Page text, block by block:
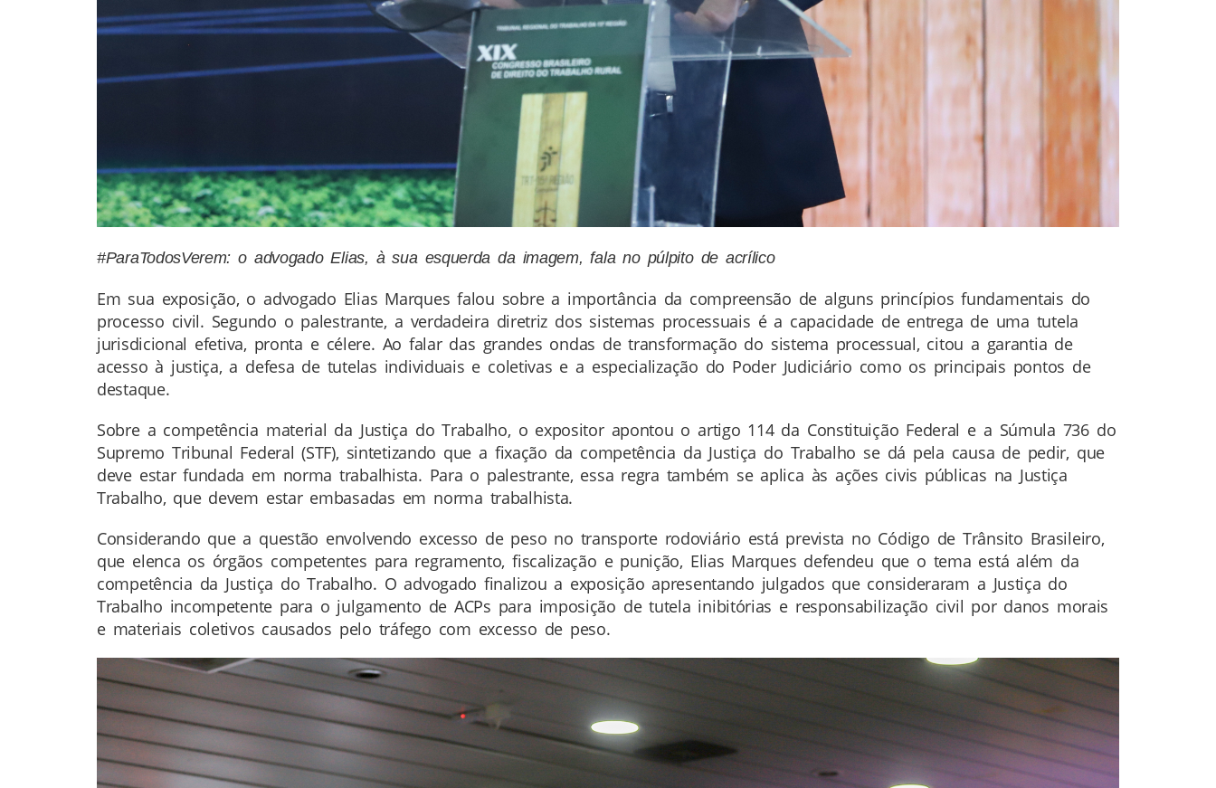
#ParaTodosVerem: o advogado Elias, à sua esquerda da imagem, fala no púlpito de acrílico
Em sua exposição, o advogado Elias Marques falou sobre a importância da compreensão de alguns princípios fundamentais do
processo civil. Segundo o palestrante, a verdadeira diretriz dos sistemas processuais é a capacidade de entrega de uma tutela
jurisdicional efetiva, pronta e célere. Ao falar das grandes ondas de transformação do sistema processual, citou a garantia de
acesso à justiça, a defesa de tutelas individuais e coletivas e a especialização do Poder Judiciário como os principais pontos de
destaque.
Sobre a competência material da Justiça do Trabalho, o expositor apontou o artigo 114 da Constituição Federal e a Súmula 736 do
Supremo Tribunal Federal (STF), sintetizando que a fixação da competência da Justiça do Trabalho se dá pela causa de pedir, que
deve estar fundada em norma trabalhista. Para o palestrante, essa regra também se aplica às ações civis públicas na Justiça
Trabalho, que devem estar embasadas em norma trabalhista.
Considerando que a questão envolvendo excesso de peso no transporte rodoviário está prevista no Código de Trânsito Brasileiro,
que elenca os órgãos competentes para regramento, fiscalização e punição, Elias Marques defendeu que o tema está além da
competência da Justiça do Trabalho. O advogado finalizou a exposição apresentando julgados que consideraram a Justiça do
Trabalho incompetente para o julgamento de ACPs para imposição de tutela inibitórias e responsabilização civil por danos morais
e materiais coletivos causados pelo tráfego com excesso de peso.